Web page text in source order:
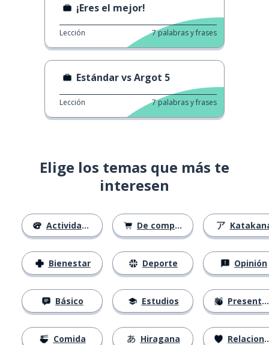
¡Eres el mejor!
Lección 7palabras y frases
Estándar vs Argot 5
Lección 7palabras y frases
Elige los temas que más te
interesen
Actividades
Bienestar
Básico
Comida
De compras
Deporte
Estudios
Hiragana
Opinión
Presentación
Relaciones